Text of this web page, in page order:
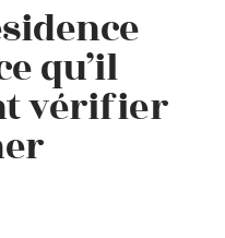
qu’il
vérifier